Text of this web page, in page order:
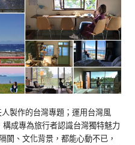
人製作的台灣專題；運用台灣風
成專為旅行者認識台灣獨特魅力
閡、文化背景，都能心動不已，